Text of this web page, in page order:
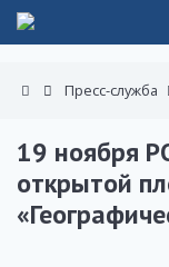
Пресс-служба
19 ноября
открытой